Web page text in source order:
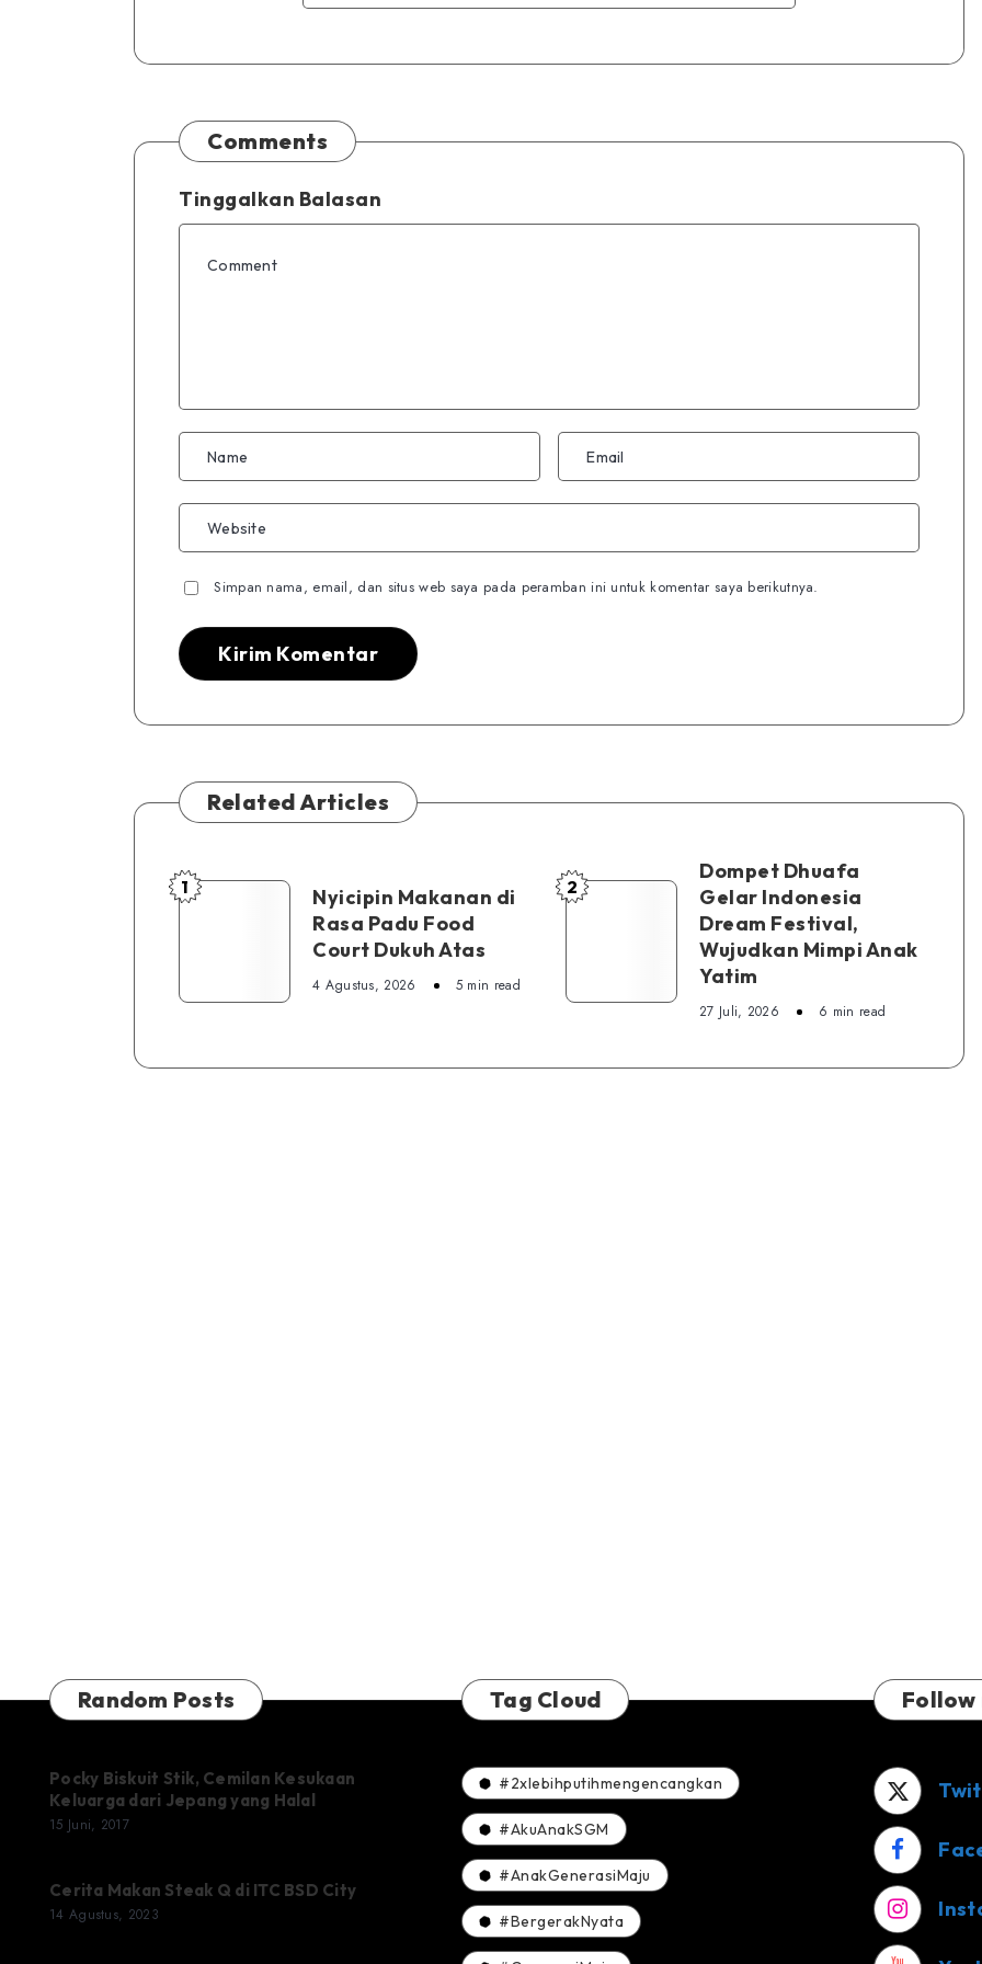
Comments
Tinggalkan Balasan
Simpan nama, email, dan situs web saya pada peramban ini untuk komentar saya berikutnya.
Related Articles
Nyicipin
1
Nyicipin Makanan di
Rasa Padu Food
Court Dukuh Atas
4 Agustus, 2026 5 min read
Dompet
2
Dompet Dhuafa
Gelar Indonesia
Dream Festival,
Wujudkan Mimpi Anak
Yatim
27 Juli, 2026 6 min read
Random Posts
Pocky Biskuit Stik, Cemilan Kesukaan
Keluarga dari Jepang yang Halal
15 Juni, 2017
Cerita Makan Steak Q di ITC BSD City
14 Agustus, 2023
Tag Cloud
#2xlebihputihmengencangkan
#AkuAnakSGM
#AnakGenerasiMaju
#BergerakNyata
Follow